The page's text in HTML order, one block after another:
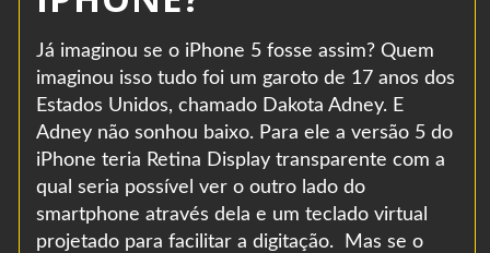
Já imaginou se o iPhone 5 fosse assim? Quem
imaginou isso tudo foi um garoto de 17 anos dos
Estados Unidos, chamado Dakota Adney. E
Adney não sonhou baixo. Para ele a versão 5 do
iPhone teria Retina Display transparente com a
qual seria possível ver o outro lado do
smartphone através dela e um teclado virtual
projetado para facilitar a digitação. Mas se o